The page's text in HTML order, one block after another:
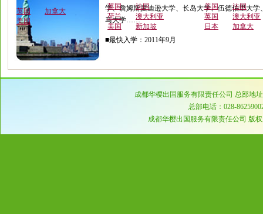
英国
加拿大
美国
英国
法国
荷兰
澳大利亚
美国
新加坡
美国
法国
英国
澳大利亚
日本
加拿大
学、詹姆斯麦迪逊大学、长岛大学、伍德伯里大
马大学……
■最快入学：2011年9月
成都华樱出国服务有限责任公司 总部地
总部电话：028-
成都华樱出国服务有限责任公司 版